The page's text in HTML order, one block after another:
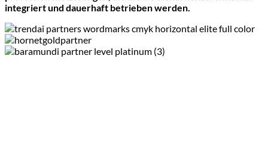
integriert und dauerhaft betrieben werden.